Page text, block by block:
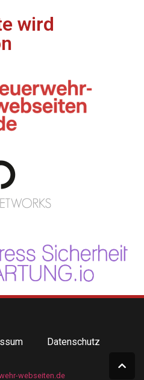
wird
Datenschutz
webseiten.de